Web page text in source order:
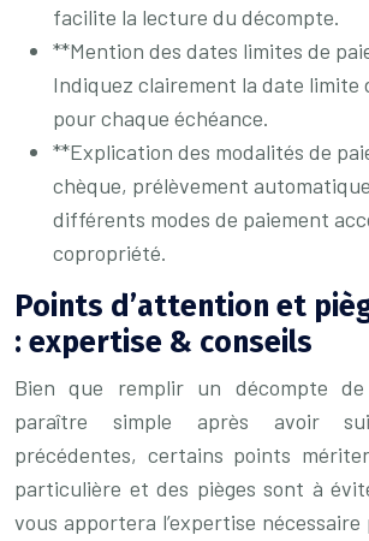
facilite la lecture du décompte.
**Mention des dates limites de
Indiquez clairement la date limite
pour chaque échéance.
**Explication des modalités de
chèque, prélèvement
différents modes de paiement
copropriété.
Points d’attention et
: expertise & conseils
Bien que remplir un décompte de
paraître simple après avoir
précédentes, certains points
particulière et des pièges sont à
vous apportera l’expertise